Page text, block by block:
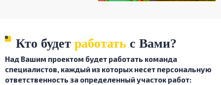
Кто будет работать с Вами?
Над Вашим проектом будет работать команда
специалистов, каждый из которых несет персональную
ответственность за определенный участок работ: